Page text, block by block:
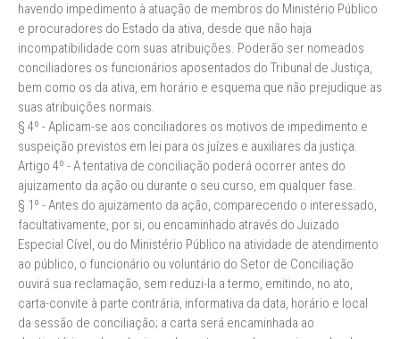
havendo impedimento à atuação de membros do Ministério Público
e procuradores do Estado da ativa, desde que não haja
incompatibilidade com suas atribuições. Poderão ser nomeados
conciliadores os funcionários aposentados do Tribunal de Justiça,
bem como os da ativa, em horário e esquema que não prejudique as
suas atribuições normais.
§ 4º - Aplicam-se aos conciliadores os motivos de impedimento e
suspeição previstos em lei para os juízes e auxiliares da justiça.
Artigo 4º - A tentativa de conciliação poderá ocorrer antes do
ajuizamento da ação ou durante o seu curso, em qualquer fase.
§ 1º - Antes do ajuizamento da ação, comparecendo o interessado,
facultativamente, por si, ou encaminhado através do Juizado
Especial Cível, ou do Ministério Público na atividade de atendimento
ao público, o funcionário ou voluntário do Setor de Conciliação
ouvirá sua reclamação, sem reduzi-la a termo, emitindo, no ato,
carta-convite à parte contrária, informativa da data, horário e local
da sessão de conciliação; a carta será encaminhada ao